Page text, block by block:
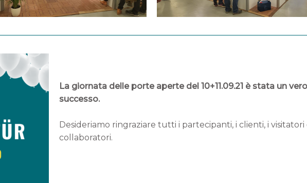
La giornata delle porte aperte del 10+11.09.21 è stata un vero
successo.
Desideriamo ringraziare tutti i partecipanti, i clienti, i visitatori
collaboratori.